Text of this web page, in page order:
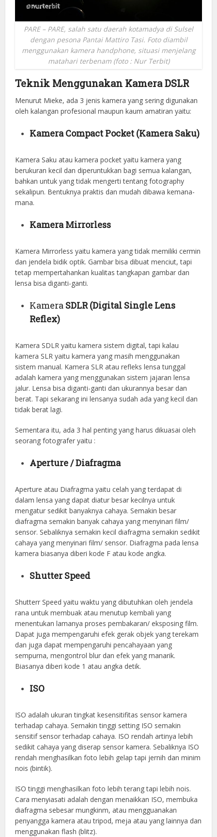
PARE – PARE, salah satu daerah kotamadya di Sulsel
dengan pesona Pantai Mattiro Tasi. Foto diambil
menggunakan kamera handphone, situasi menjelang
matahari terbenam (foto : Nur Terbit)
Teknik Menggunakan Kamera DSLR
Menurut Mieke, ada 3 jenis kamera yang sering digunakan
oleh kalangan profesional maupun kaum amatiran yaitu:
Kamera Compact Pocket (Kamera Saku)
Kamera Saku atau kamera pocket yaitu kamera yang
berukuran kecil dan diperuntukkan bagi semua kalangan,
bahkan untuk yang tidak mengerti tentang fotography
sekalipun. Bentuknya praktis dan mudah dibawa kemana-
mana.
Kamera Mirrorless
Kamera Mirrorless yaitu kamera yang tidak memiliki cermin
dan jendela bidik optik. Gambar bisa dibuat menciut, tapi
tetap mempertahankan kualitas tangkapan gambar dan
lensa bisa diganti-ganti.
Kamera SDLR (Digital Single Lens
Reflex)
Kamera SDLR yaitu kamera sistem digital, tapi kalau
kamera SLR yaitu kamera yang masih menggunakan
sistem manual. Kamera SLR atau refleks lensa tunggal
adalah kamera yang menggunakan sistem jajaran lensa
jalur. Lensa bisa diganti-ganti dan ukurannya besar dan
berat. Tapi sekarang ini lensanya sudah ada yang kecil dan
tidak berat lagi.
Sementara itu, ada 3 hal penting yang harus dikuasai oleh
seorang fotografer yaitu :
Aperture / Diafragma
Aperture atau Diafragma yaitu celah yang terdapat di
dalam lensa yang dapat diatur besar kecilnya untuk
mengatur sedikit banyaknya cahaya. Semakin besar
diafragma semakin banyak cahaya yang menyinari film/
sensor. Sebaliknya semakin kecil diafragma semakin sedikit
cahaya yang menyinari film/ sensor. Diafragma pada lensa
kamera biasanya diberi kode F atau kode angka.
Shutter Speed
Shutterr Speed yaitu waktu yang dibutuhkan oleh jendela
rana untuk membuak atau menutup kembali yang
menentukan lamanya proses pembakaran/ eksposing film.
Dapat juga mempengaruhi efek gerak objek yang terekam
dan juga dapat mempengaruhi pencahayaan yang
sempurna, mengontrol blur dan efek yang manarik.
Biasanya diberi kode 1 atau angka detik.
ISO
ISO adalah ukuran tingkat kesensitifitas sensor kamera
terhadap cahaya. Semakin tinggi setting ISO semakin
sensitif sensor terhadap cahaya. ISO rendah artinya lebih
sedikit cahaya yang diserap sensor kamera. Sebaliknya ISO
rendah menghasilkan foto lebih gelap tapi jernih dan minim
nois (bintik).
ISO tinggi menghasilkan foto lebih terang tapi lebih nois.
Cara menyiasati adalah dengan menaikkan ISO, membuka
diafragma sebesar mungkinm, atau mengguanakan
penyangga kamera atau tripod, meja atau yang lainnya dan
menggunakan flash (blitz).